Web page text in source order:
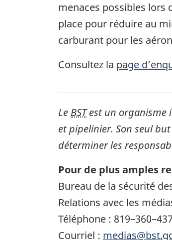
menaces possibles lors
place pour réduire au
carburant pour les
Consultez la page
Le BSTest un organisme
et pipelinier. Son seul
déterminer les
Pour de plus amples
Bureau de la sécurité
Relations avec les
Téléphone :
Courriel :